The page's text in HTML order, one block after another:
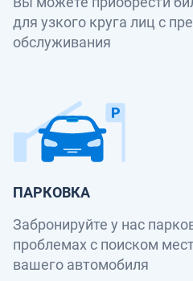
для узкого круга лиц с
обслуживания
ПАРКОВКА
Забронируйте у нас
проблемах с поиском
вашего автомобиля